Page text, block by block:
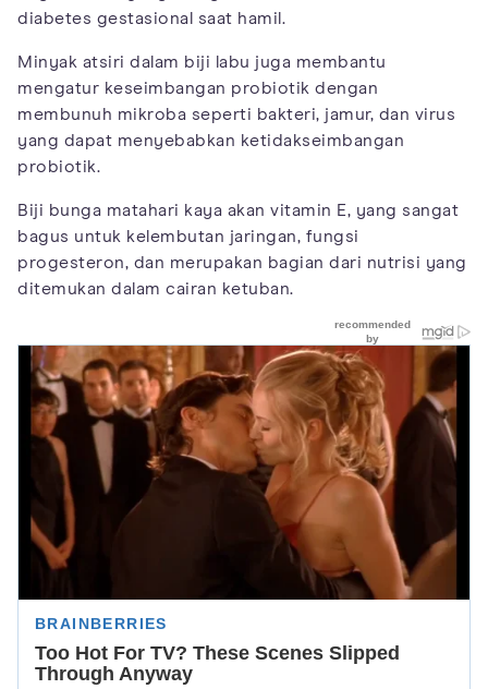
diabetes gestasional saat hamil.
Minyak atsiri dalam biji labu juga membantu
mengatur keseimbangan probiotik dengan
membunuh mikroba seperti bakteri, jamur, dan virus
yang dapat menyebabkan ketidakseimbangan
probiotik.
Biji bunga matahari kaya akan vitamin E, yang sangat
bagus untuk kelembutan jaringan, fungsi
progesteron, dan merupakan bagian dari nutrisi yang
ditemukan dalam cairan ketuban.